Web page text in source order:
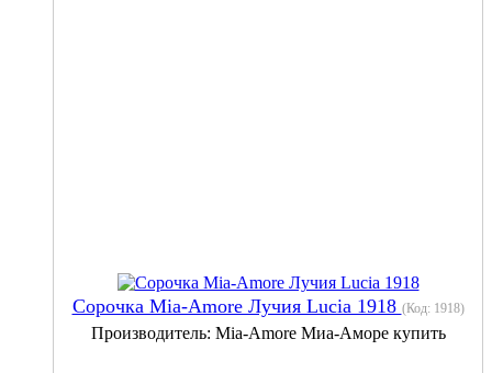
Сорочка Mia-Amore Лучия Lucia 1918 (Код: 1918)
Производитель: Mia-Amore Миа-Аморе купить